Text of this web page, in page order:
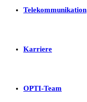
Telekommunikation
Karriere
OPTI-Team